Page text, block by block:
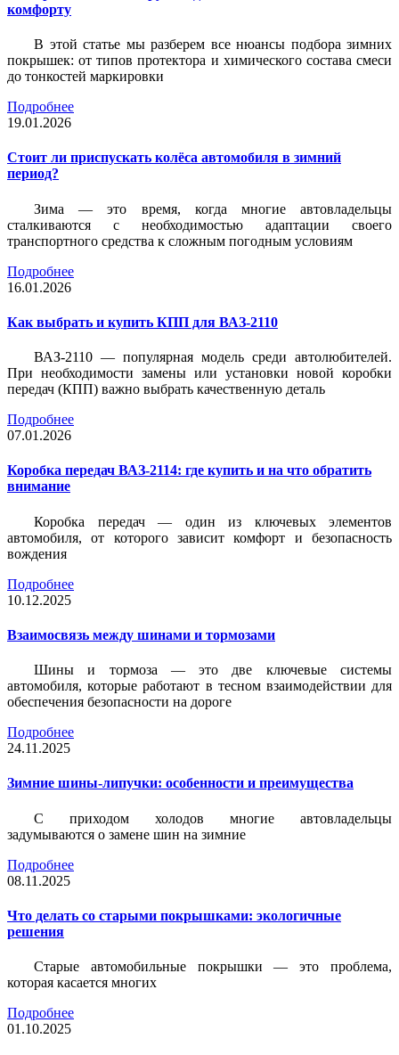
комфорту
В этой статье мы разберем все нюансы подбора зимних
покрышек: от типов протектора и химического состава смеси
до тонкостей маркировки
Подробнее
19.01.2026
Стоит ли приспускать колёса автомобиля в зимний
период?
Зима — это время, когда многие автовладельцы
сталкиваются с необходимостью адаптации своего
транспортного средства к сложным погодным условиям
Подробнее
16.01.2026
Как выбрать и купить КПП для ВАЗ-2110
ВАЗ-2110 — популярная модель среди автолюбителей.
При необходимости замены или установки новой коробки
передач (КПП) важно выбрать качественную деталь
Подробнее
07.01.2026
Коробка передач ВАЗ-2114: где купить и на что обратить
внимание
Коробка передач — один из ключевых элементов
автомобиля, от которого зависит комфорт и безопасность
вождения
Подробнее
10.12.2025
Взаимосвязь между шинами и тормозами
Шины и тормоза — это две ключевые системы
автомобиля, которые работают в тесном взаимодействии для
обеспечения безопасности на дороге
Подробнее
24.11.2025
Зимние шины-липучки: особенности и преимущества
С приходом холодов многие автовладельцы
задумываются о замене шин на зимние
Подробнее
08.11.2025
Что делать со старыми покрышками: экологичные
решения
Старые автомобильные покрышки — это проблема,
которая касается многих
Подробнее
01.10.2025